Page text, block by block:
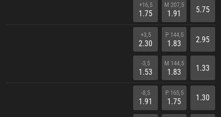
+16,5
1.75
M 207,5
1.91 5.75
+3,5
2.30
-3,5
1.53
P 144,5
1.83
M 144,5
1.83
2.95
1.33
-8,5
1.91
P 165,5
1.75 1.30